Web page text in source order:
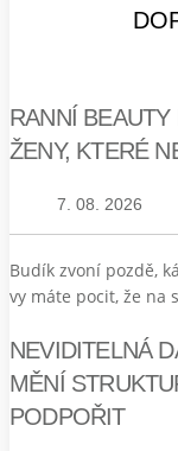
RANNÍ
ŽENY, KTERÉ
7. 08. 2026
Budík zvoní pozdě,
vy máte pocit, že na
NEVIDITELNÁ
MĚNÍ
PODPOŘIT